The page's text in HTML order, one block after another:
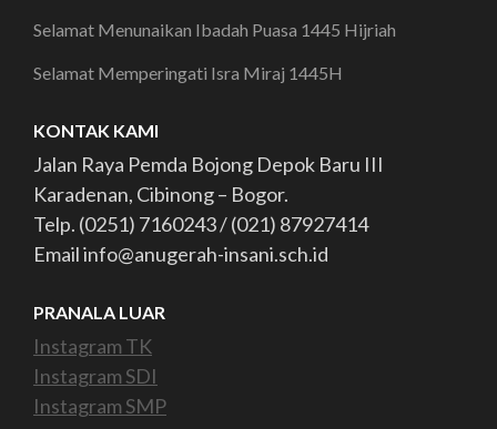
Selamat Menunaikan Ibadah Puasa 1445 Hijriah
Selamat Memperingati Isra Miraj 1445H
KONTAK KAMI
Jalan Raya Pemda Bojong Depok Baru III
Karadenan, Cibinong – Bogor.
Telp. (0251) 7160243 / (021) 87927414
Email info@anugerah-insani.sch.id
PRANALA LUAR
Instagram TK
Instagram SDI
Instagram SMP